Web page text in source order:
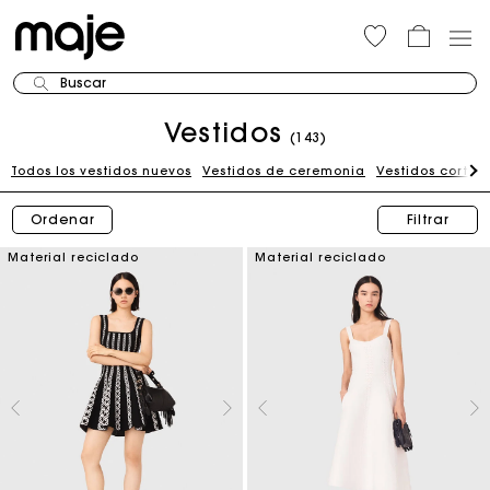
Buscar
Vestidos (143)
Todos los vestidos nuevos Vestidos de ceremonia Vestidos cortos
Ordenar Filtrar
Material reciclado Material reciclado